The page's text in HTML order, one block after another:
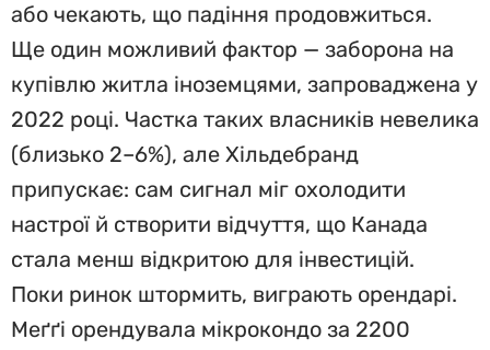
або чекають, що падіння продовжиться.
Ще один можливий фактор — заборона на
купівлю житла іноземцями, запроваджена у
2022 році. Частка таких власників невелика
(близько 2–6%), але Хільдебранд
припускає: сам сигнал міг охолодити
настрої й створити відчуття, що Канада
стала менш відкритою для інвестицій.
Поки ринок штормить, виграють орендарі.
Меґґі орендувала мікрокондо за 2200